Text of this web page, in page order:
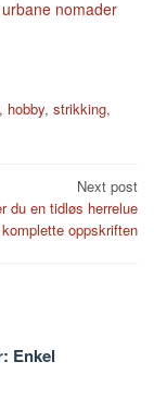
nomader
, hobby, strikking,
Next post
du en tidløs herrelue
oppskriften
Enkel